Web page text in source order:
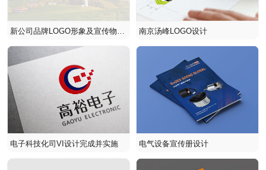
新公司品牌LOGO形象及宣传物料
设计-安徽海普克
南京汤峰LOGO设计
电子科技化司VI设计完成并实施 电气设备宣传册设计